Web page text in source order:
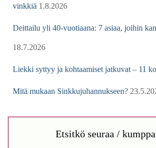
vinkkiä 1.8.2026
Deittailu yli 40-vuotiaana: 7 asiaa, joihin
18.7.2026
Liekki syttyy ja kohtaamiset jatkuvat – 11
Mitä mukaan Sinkkujuhannukseen?
Etsitkö seuraa /